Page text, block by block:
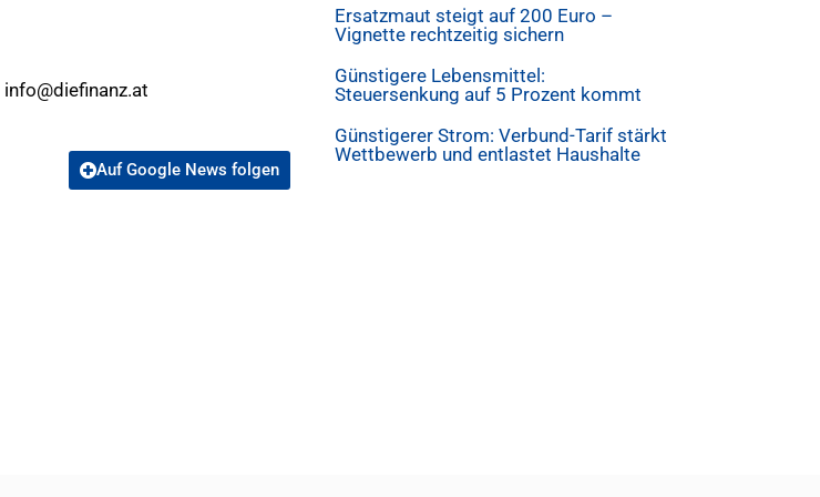
info@diefinanz.at
Auf Google News folgen
Ersatzmaut steigt auf 200 Euro –
Vignette rechtzeitig sichern
Günstigere Lebensmittel:
Steuersenkung auf 5 Prozent kommt
Günstigerer Strom: Verbund-Tarif stärkt
Wettbewerb und entlastet Haushalte